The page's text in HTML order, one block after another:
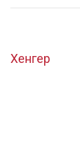
купується,
Хенгер